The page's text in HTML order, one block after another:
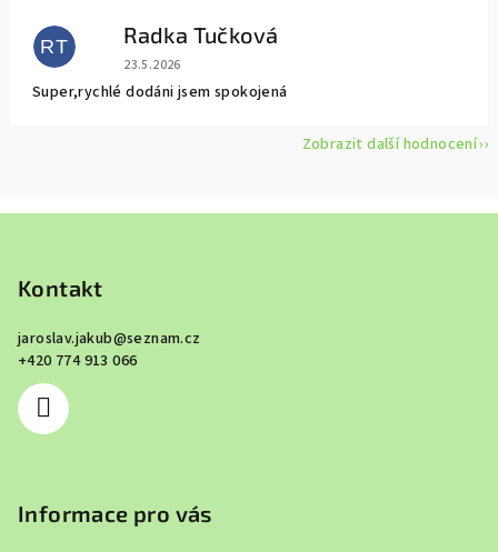
RT Radka Tučková
Hodnocení obchodu je 5 z 5 hvězdiček.
23.5.2026
Super,rychlé dodáni jsem spokojená
Zobrazit další hodnocení
Kontakt
jaroslav.jakub@seznam.cz
+420 774 913 066
Informace pro vás